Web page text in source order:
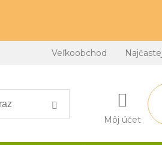
Veľkoobchod
Môj účet